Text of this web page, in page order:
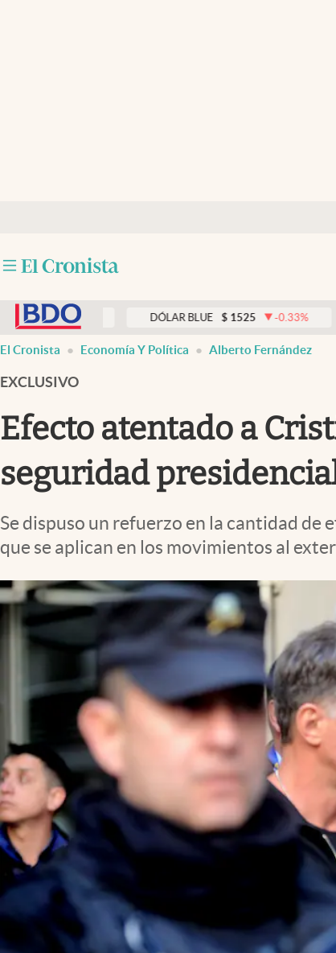
Otras secciones
Clima
Eventos Corporativos
El Cronista Studio
Mediakit
abre en nueva pestaña
0.00% DÓLAR BLUE $ 1525 -0.33 %
El Cronista Economía Y Política Alberto Fernández
EXCLUSIVO
Efecto atentado a
seguridad
Se dispuso un refuerzo en la cantidad
que se aplican en los movimientos al